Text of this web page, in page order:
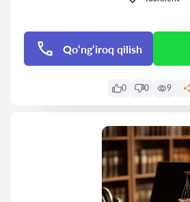
Qo‘ng‘iroq qilish
0 0 9